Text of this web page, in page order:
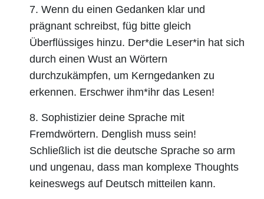
7. Wenn du einen Gedanken klar und
prägnant schreibst, füg bitte gleich
Überflüssiges hinzu. Der*die Leser*in hat sich
durch einen Wust an Wörtern
durchzukämpfen, um Kerngedanken zu
erkennen. Erschwer ihm*ihr das Lesen!
8. Sophistizier deine Sprache mit
Fremdwörtern. Denglish muss sein!
Schließlich ist die deutsche Sprache so arm
und ungenau, dass man komplexe Thoughts
keineswegs auf Deutsch mitteilen kann.